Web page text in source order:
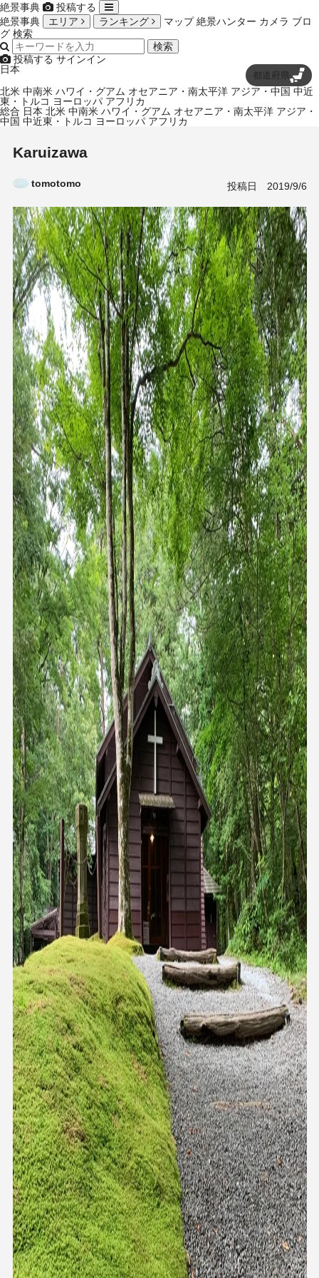
絶景事典
投稿する
絶景事典
エリア ランキング マップ 絶景ハンター カメラ ブロ
グ 検索
検索
投稿する サインイン
日本
都道府県
北米 中南米 ハワイ・グアム オセアニア・南太平洋 アジア・中国 中近
東・トルコ ヨーロッパ アフリカ
総合 日本 北米 中南米 ハワイ・グアム オセアニア・南太平洋 アジア・
中国 中近東・トルコ ヨーロッパ アフリカ
Karuizawa
tomotomo 投稿日 2019/9/6